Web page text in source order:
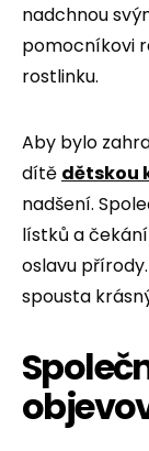
nadchnou
pomocníkovi
rostlinku.
Aby bylo
dítě dětskou
nadšení.
lístků a
oslavu
spousta